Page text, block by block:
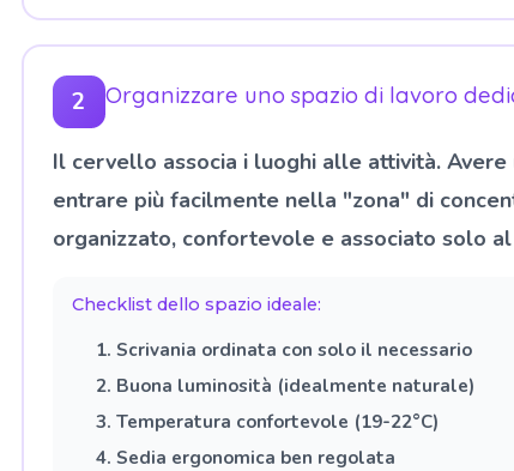
2 Organizzare uno spazio di lavoro
Il cervello associa i luoghi alle attività.
entrare più facilmente nella "zona" di
organizzato, confortevole e associato solo
Checklist dello spazio ideale:
Scrivania ordinata con solo il necessario
Buona luminosità (idealmente naturale)
Temperatura confortevole (19-22°C)
Sedia ergonomica ben regolata